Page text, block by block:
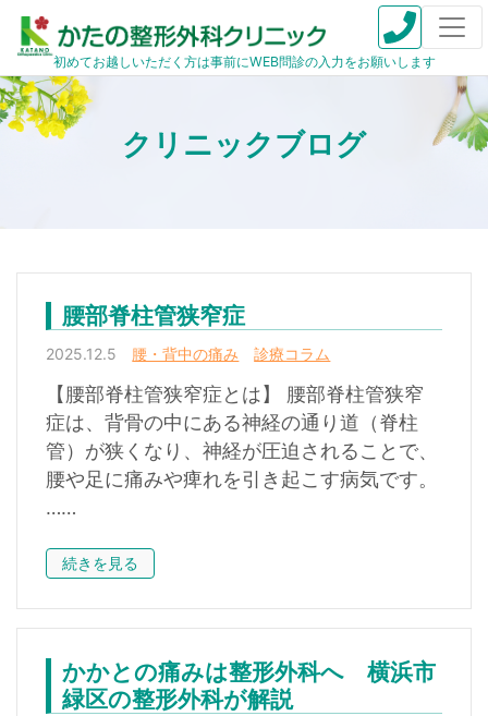
初めてお越しいただく方は事前にWEB問診の入力をお願いします
腰部脊柱管狭窄症
2025.12.5 腰・背中の痛み 診療コラム
【腰部脊柱管狭窄症とは】 腰部脊柱管狭窄
症は、背骨の中にある神経の通り道（脊柱
管）が狭くなり、神経が圧迫されることで、
腰や足に痛みや痺れを引き起こす病気です。
……
続きを見る
かかとの痛みは整形外科へ 横浜市
緑区の整形外科が解説